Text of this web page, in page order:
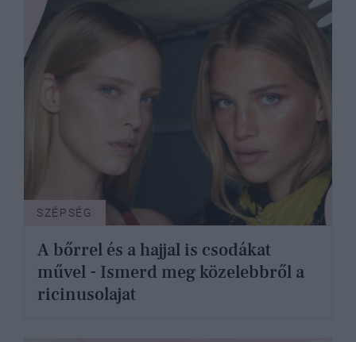
SZÉPSÉG
A bőrrel és a hajjal is csodákat
művel - Ismerd meg közelebbről a
ricinusolajat